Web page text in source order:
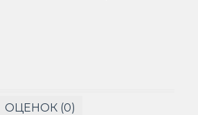
ОЦЕНОК (0)